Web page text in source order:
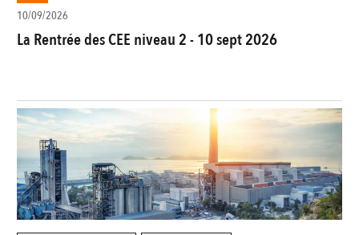
10/09/2026
La Rentrée des CEE niveau 2 - 10 sept 2026